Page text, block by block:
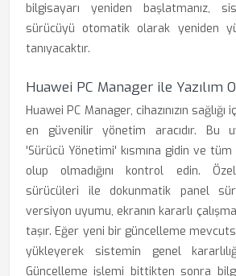
bilgisayarı yeniden başlatmanız,
sürücüyü otomatik olarak yeniden
tanıyacaktır.
Huawei PC Manager ile Yazılım
Huawei PC Manager, cihazınızın
en güvenilir yönetim aracıdır. Bu
'Sürücü Yönetimi' kısmına gidin ve
olup olmadığını kontrol edin.
sürücüleri ile dokunmatik panel
versiyon uyumu, ekranın kararlı
taşır. Eğer yeni bir güncelleme
yükleyerek sistemin genel
Güncelleme işlemi bittikten sonra